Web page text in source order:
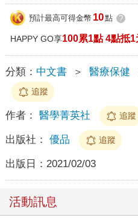
預計最高可得金幣 10點 ?
HAPPY GO享100累1點 4點抵1
分類： 中文書 ＞ 醫療保健
追蹤
作者： 醫學菁英社 追蹤
出版社： 優品 追蹤
出版日： 2021/02/03
活動訊息